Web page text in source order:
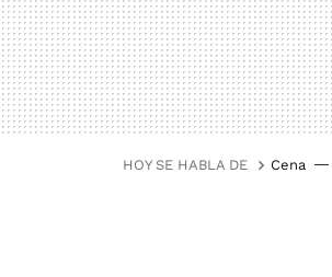
HOY SE HABLA DE Cena